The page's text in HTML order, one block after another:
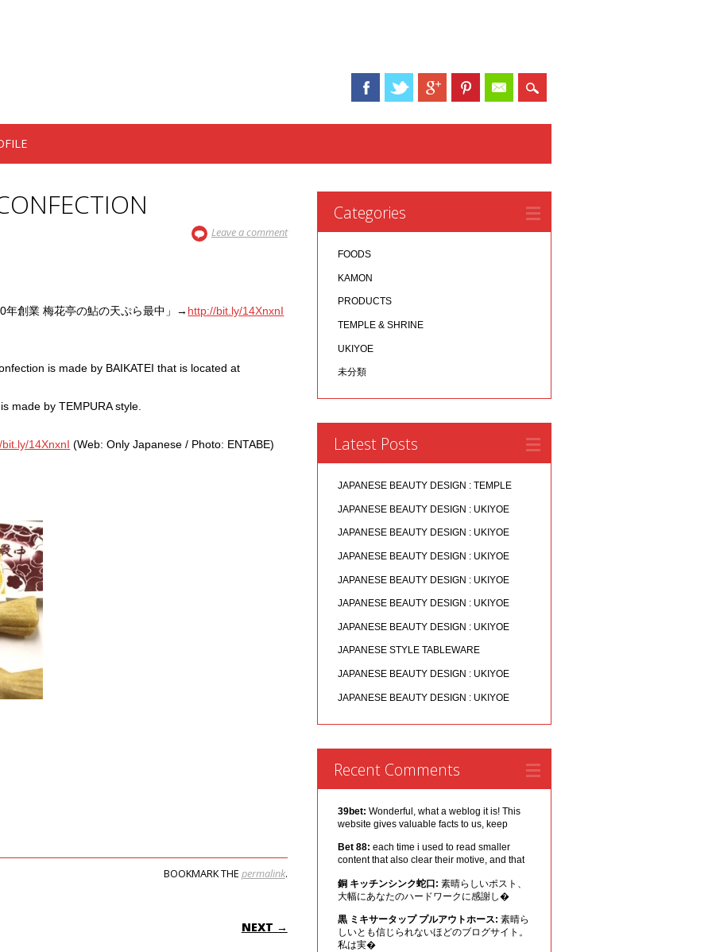
Leave a comment
年創業 梅花亭の鮎の天ぷら最中」→ http://bit.ly/14XnxnI
is made by BAIKATEI that is located at
made by TEMPURA style.
14XnxnI (Web: Only Japanese / Photo: ENTABE)
BOOKMARK THE permalink.
NEXT →
Categories
FOODS
KAMON
PRODUCTS
TEMPLE & SHRINE
UKIYOE
未分類
Latest Posts
JAPANESE BEAUTY DESIGN : TEMPLE
JAPANESE BEAUTY DESIGN : UKIYOE
JAPANESE BEAUTY DESIGN : UKIYOE
JAPANESE BEAUTY DESIGN : UKIYOE
JAPANESE BEAUTY DESIGN : UKIYOE
JAPANESE BEAUTY DESIGN : UKIYOE
JAPANESE BEAUTY DESIGN : UKIYOE
JAPANESE STYLE TABLEWARE
JAPANESE BEAUTY DESIGN : UKIYOE
JAPANESE BEAUTY DESIGN : UKIYOE
Recent Comments
39bet: Wonderful, what a weblog it is! This
website gives valuable facts to us, keep
Bet 88: each time i used to read smaller
content that also clear their motive, and that
銅 キッチンシンク蛇口: 素晴らしいポスト、
大幅にあなたのハードワークに感謝し�
黒 ミキサータップ プルアウトホース: 素晴ら
しいとも信じられないほどのブログサイト。
私は実�